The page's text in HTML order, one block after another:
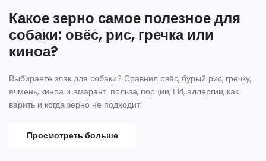
Какое зерно самое полезное для
собаки: овёс, рис, гречка или
киноа?
Выбираете злак для собаки? Сравнил овёс, бурый рис, гречку,
ячмень, киноа и амарант: польза, порции, ГИ, аллергии, как
варить и когда зерно не подходит.
Просмотреть больше